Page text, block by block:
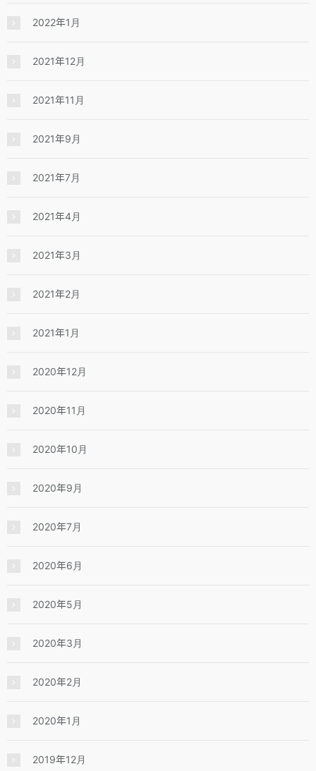
2022年1月
2021年12月
2021年11月
2021年9月
2021年7月
2021年4月
2021年3月
2021年2月
2021年1月
2020年12月
2020年11月
2020年10月
2020年9月
2020年7月
2020年6月
2020年5月
2020年3月
2020年2月
2020年1月
2019年12月